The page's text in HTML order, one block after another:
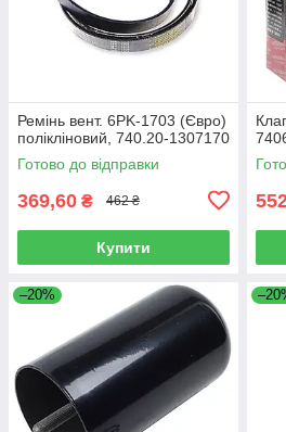
Ремінь вент. 6PK-1703 (Євро)
полікліновий, 740.20-1307170
Готово до відправки
369,60 ₴ 462 ₴
Купити
–20%